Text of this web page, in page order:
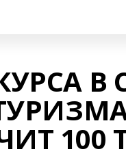
В
100